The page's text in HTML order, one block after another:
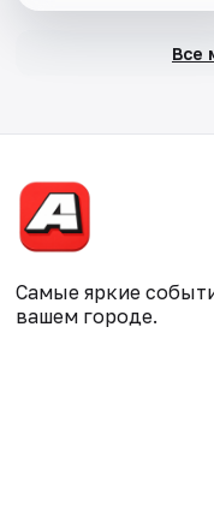
Все
Самые яркие
вашем городе.